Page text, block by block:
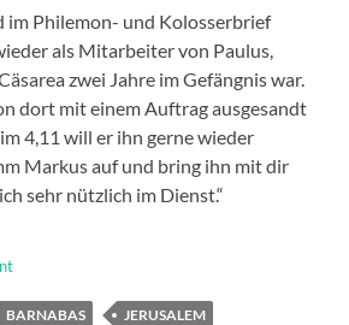
im Philemon- und Kolosserbrief
als Mitarbeiter von Paulus,
zwei Jahre im Gefängnis war.
dort mit einem Auftrag ausgesandt
4,11 will er ihn gerne wieder
Markus auf und bring ihn mit dir
sehr nützlich im Dienst.“
BARNABAS
JERUSALEM